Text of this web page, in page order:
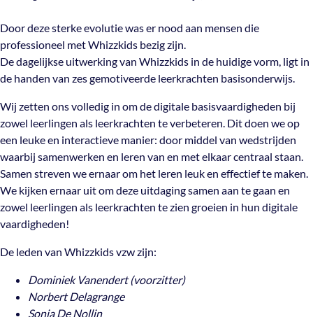
Door deze sterke evolutie was er nood aan mensen die
professioneel met Whizzkids bezig zijn.
De dagelijkse uitwerking van Whizzkids in de huidige vorm, ligt in
de handen van zes gemotiveerde leerkrachten basisonderwijs.
Wij zetten ons volledig in om de digitale basisvaardigheden bij
zowel leerlingen als leerkrachten te verbeteren. Dit doen we op
een leuke en interactieve manier: door middel van wedstrijden
waarbij samenwerken en leren van en met elkaar centraal staan.
Samen streven we ernaar om het leren leuk en effectief te maken.
We kijken ernaar uit om deze uitdaging samen aan te gaan en
zowel leerlingen als leerkrachten te zien groeien in hun digitale
vaardigheden!
De leden van Whizzkids vzw zijn:
Dominiek Vanendert (voorzitter)
Norbert Delagrange
Sonja De Nollin